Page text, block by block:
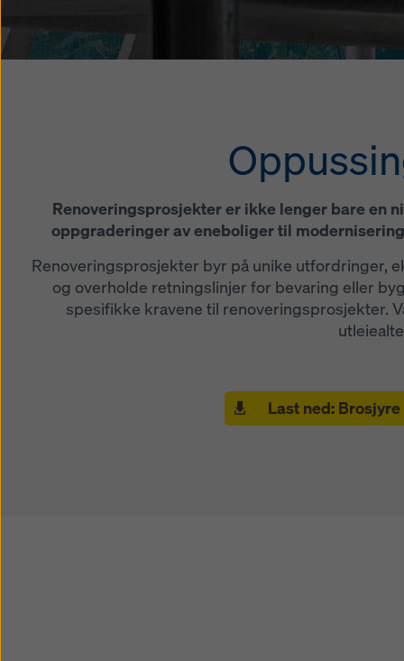
Renoveringsprosjekter er ikke lenger bare en
oppgraderinger av eneboliger til
Renoveringsprosjekter byr på unike utfordringer,
og overholde retningslinjer for bevaring eller
spesifikke kravene til renoveringsprosjekter.
Last ned: Brosjyre